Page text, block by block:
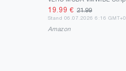
19.99 €21.99
Stand 06.07.2026 6:16 GMT+0
Amazon